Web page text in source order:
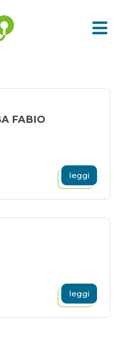
FABIO
leggi
leggi